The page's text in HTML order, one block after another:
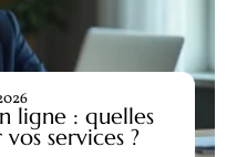
ligne : quelles
services ?